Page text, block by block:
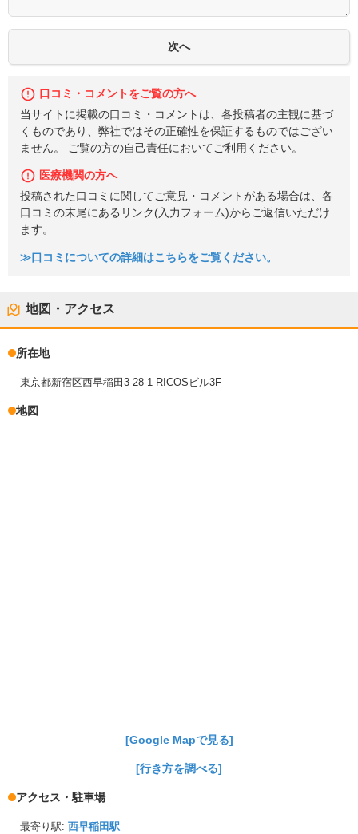
口コミ・コメントをご覧の方へ
当サイトに掲載の口コミ・コメントは、各投稿者の主観に基づ
くものであり、弊社ではその正確性を保証するものではござい
ません。 ご覧の方の自己責任においてご利用ください。
医療機関の方へ
投稿された口コミに関してご意見・コメントがある場合は、各
口コミの末尾にあるリンク(入力フォーム)からご返信いただけ
ます。
≫口コミについての詳細はこちらをご覧ください。
地図・アクセス
所在地
東京都新宿区西早稲田3-28-1 RICOSビル3F
地図
[Google Mapで見る]
[行き方を調べる]
アクセス・駐車場
最寄り駅: 西早稲田駅